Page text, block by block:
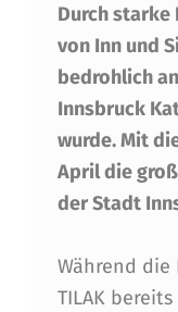
A
S
T
R
O
P
H
E
Durch starke
von Inn und
bedrohlich
Innsbruck
wurde. Mit
April die
der Stadt
Während
TILAK